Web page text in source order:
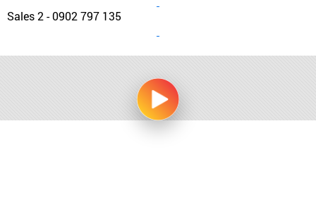
Sales 2 - 0902 797 135